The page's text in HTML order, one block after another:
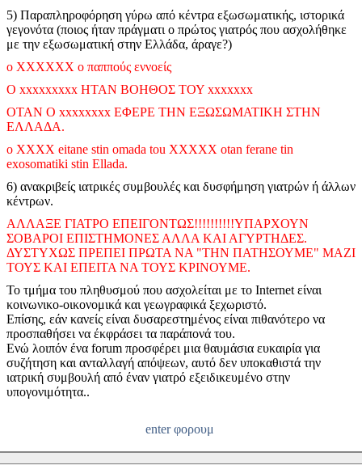
5) Παραπληροφόρηση γύρω από κέντρα εξωσωματικής, ιστορικά
γεγονότα (ποιος ήταν πράγματι ο πρώτος γιατρός που ασχολήθηκε
με την εξωσωματική στην Ελλάδα, άραγε?)
ο XXXXXX ο παππούς εννοείς
Ο xxxxxxxxx ΗΤΑΝ ΒΟΗΘΟΣ ΤΟΥ xxxxxxx
ΟΤΑΝ Ο xxxxxxxx ΕΦΕΡΕ ΤΗΝ ΕΞΩΣΩΜΑΤΙΚΗ ΣΤΗΝ
ΕΛΛΑΔΑ.
o XXXX eitane stin omada tou XXXXX otan ferane tin
exosomatiki stin Ellada.
6) ανακριβείς ιατρικές συμβουλές και δυσφήμηση γιατρών ή άλλων
κέντρων.
ΑΛΛΑΞΕ ΓΙΑΤΡΟ ΕΠΕΙΓΟΝΤΩΣ!!!!!!!!!!ΥΠΑΡΧΟΥΝ
ΣΟΒΑΡΟΙ ΕΠΙΣΤΗΜΟΝΕΣ ΑΛΛΑ ΚΑΙ ΑΓΥΡΤΗΔΕΣ.
ΔΥΣΤΥΧΩΣ ΠΡΕΠΕΙ ΠΡΩΤΑ ΝΑ "ΤΗΝ ΠΑΤΗΣΟΥΜΕ" ΜΑΖΙ
ΤΟΥΣ ΚΑΙ ΕΠΕΙΤΑ ΝΑ ΤΟΥΣ ΚΡΙΝΟΥΜΕ.
Το τμήμα του πληθυσμού που ασχολείται με το Internet είναι
κοινωνικο-οικονομικά και γεωγραφικά ξεχωριστό.
Επίσης, εάν κανείς είναι δυσαρεστημένος είναι πιθανότερο να
προσπαθήσει να έκφράσει τα παράπονά του.
Ενώ λοιπόν ένα forum προσφέρει μια θαυμάσια ευκαιρία για
συζήτηση και ανταλλαγή απόψεων, αυτό δεν υποκαθιστά την
ιατρική συμβουλή από έναν γιατρό εξειδικευμένο στην
υπογονιμότητα..
enter φορουμ